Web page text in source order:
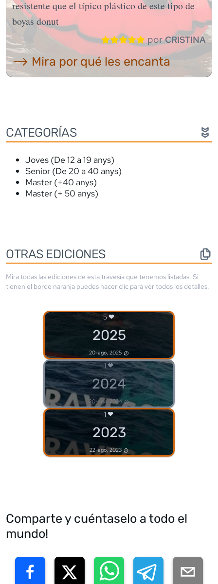
resistente que el típico plástico de este tipo de
boyas donut
porCRISTINA
⟶ Mira por qué les encanta
CATEGORÍAS
Joves (De 12 a 19 anys)
Senior (De 20 a 40 anys)
Master (+40 anys)
Master (+ 50 anys)
OTRAS EDICIONES
Mira todas las ediciones de esta travesía que tenemos listadas. Si
tienen el borde naranja puedes hacer clic para ver todos los detalles.
5
2025
20-ago, 2025
1
2024
20-ago, 2024
1
2023
22-ago, 2023
Comparte y cuéntaselo a todo el
mundo!